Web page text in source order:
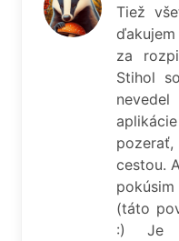
Tiež
za
Stihol
cestou.
(táto
:) Je